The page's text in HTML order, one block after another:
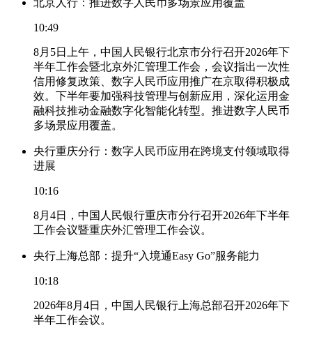
10:49
8月5日上午，中国人民银行北京市分行召开2026年下
半年工作会暨北京外汇管理工作会，会议指出一次性
信用修复政策、数字人民币应用推广在京取得积极成
效。下半年要加强科技管理与创新应用，深化运用金
融科技推动金融数字化智能化转型。推进数字人民币
多场景应用覆盖。
央行重庆分行：数字人民币应用在跨境支付领域取得
进展
10:16
8月4日，中国人民银行重庆市分行召开2026年下半年
工作会议暨重庆外汇管理工作会议。
央行上海总部：提升“入境通Easy Go”服务能力
10:18
2026年8月4日，中国人民银行上海总部召开2026年下
半年工作会议。